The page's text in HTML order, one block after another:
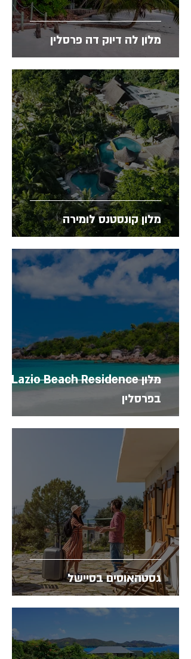
מלון לה דיוק דה פרסלין
מלון קונסטנס לומירה
מלון Lazio Beach Residence
בפרסלין
גסטהאוסים בסיישל